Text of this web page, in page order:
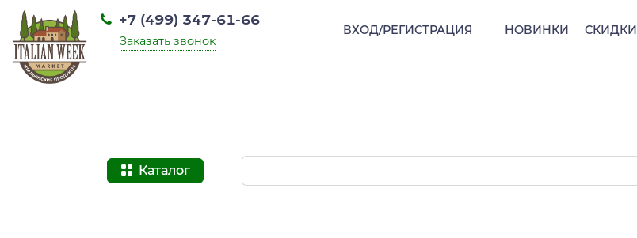
НОВИНКИ СКИДКИ
+7 (499) 347-61-66
Заказать звонок
ВХОД/РЕГИСТРАЦИЯ
Каталог